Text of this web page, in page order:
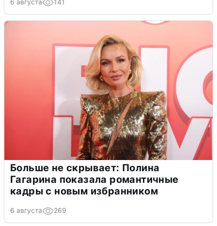
6 августа 141
Больше не скрывает: Полина
Гагарина показала романтичные
кадры с новым избранником
6 августа 269